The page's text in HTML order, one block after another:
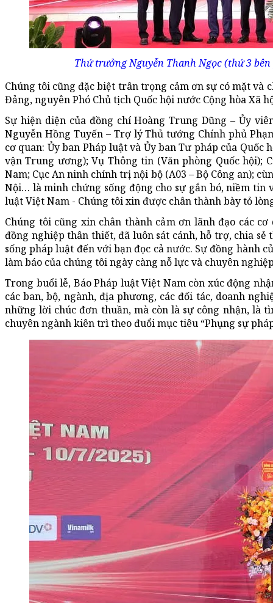
Thứ trưởng Nguyễn Thanh Ngọc (thứ 3
Chúng tôi cũng đặc biệt trân trọng cảm ơn sự có mặt và
Đảng, nguyên Phó Chủ tịch Quốc hội nước Cộng hòa Xã
Sự hiện diện của đồng chí Hoàng Trung Dũng – Ủy
Nguyễn Hồng Tuyến – Trợ lý Thủ tướng Chính phủ
cơ quan: Ủy ban Pháp luật và Ủy ban Tư pháp của
vận Trung ương); Vụ Thông tin (Văn phòng Quốc hội);
Nam; Cục An ninh chính trị nội bộ (A03 – Bộ Công an);
Nội… là minh chứng sống động cho sự gắn bó, niềm tin
luật Việt Nam - Chúng tôi xin được chân thành bày tỏ
Chúng tôi cũng xin chân thành cảm ơn lãnh đạo các
đồng nghiệp thân thiết, đã luôn sát cánh, hỗ trợ, chia
sống pháp luật đến với bạn đọc cả nước. Sự đồng hành
làm báo của chúng tôi ngày càng nỗ lực và chuyên
Trong buổi lễ, Báo Pháp luật Việt Nam còn xúc động
các ban, bộ, ngành, địa phương, các đối tác, doanh
những lời chúc đơn thuần, mà còn là sự công nhận, là
chuyên ngành kiên trì theo đuổi mục tiêu “Phụng sự